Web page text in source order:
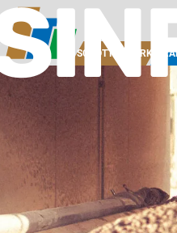
SCHOTTERWERK